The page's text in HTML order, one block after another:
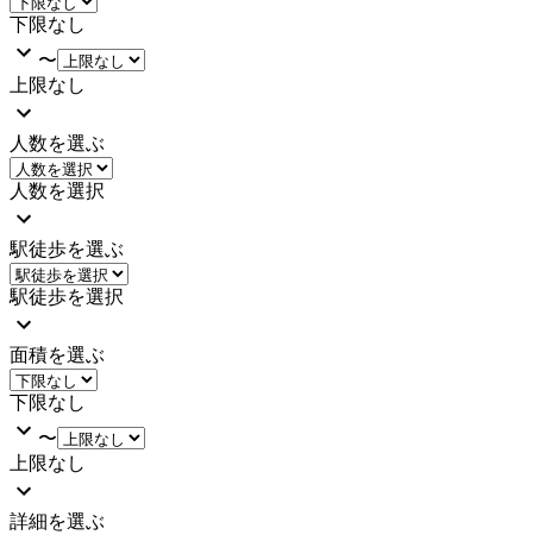
下限なし
〜
上限なし
人数を選ぶ
人数を選択
駅徒歩を選ぶ
駅徒歩を選択
面積を選ぶ
下限なし
〜
上限なし
詳細を選ぶ